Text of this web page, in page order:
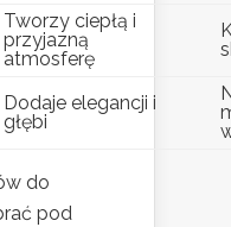
Tworzy ciepłą i
przyjazną
atmosferę
Dodaje elegancji i
głębi
do
pod